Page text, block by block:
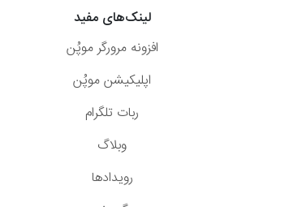
لینک‌های مفید
افزونه مرورگر موپُن
اپلیکیشن موپُن
ربات تلگرام
وبلاگ
رویدادها